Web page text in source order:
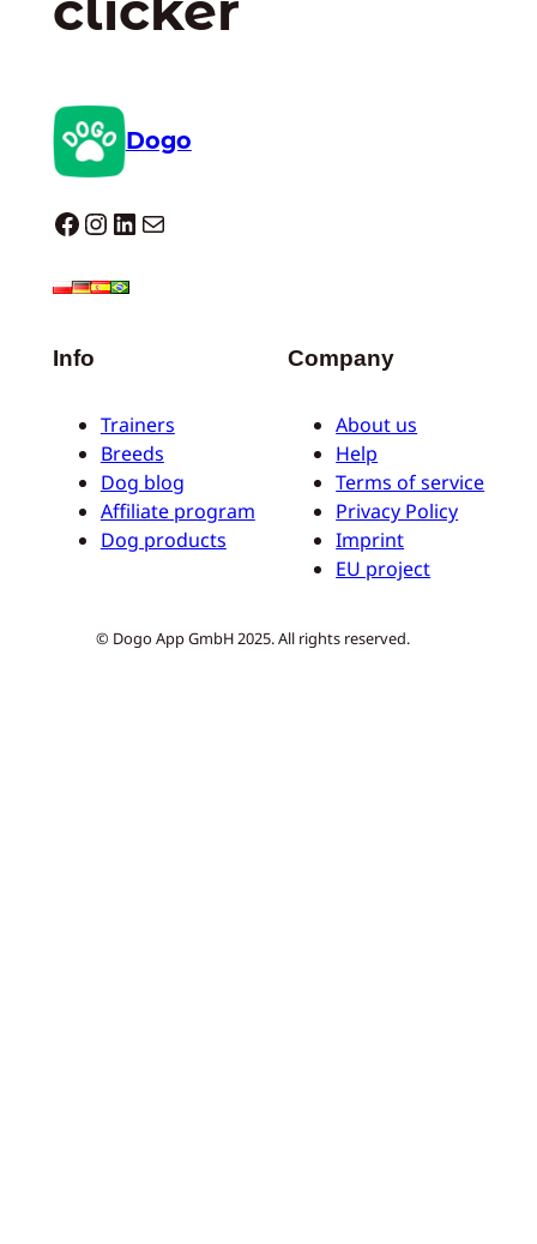
Dogo
Dogo facebook InstagramLinkedIn E-mail
Info
Trainers
Breeds
Dog blog
Affiliate program
Dog products
Company
About us
Help
Terms of service
Privacy Policy
Imprint
EU project
© Dogo App GmbH 2025. All rights reserved.